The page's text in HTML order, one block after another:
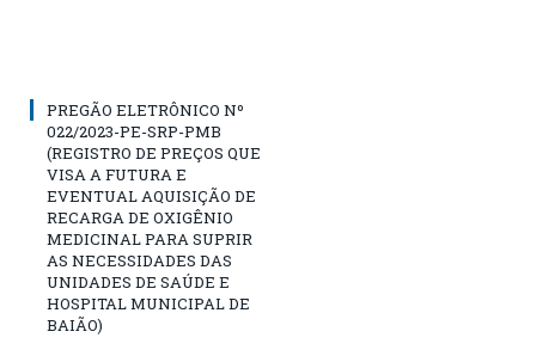
PREGÃO ELETRÔNICO Nº
022/2023-PE-SRP-PMB
(REGISTRO DE PREÇOS QUE
VISA A FUTURA E
EVENTUAL AQUISIÇÃO DE
RECARGA DE OXIGÊNIO
MEDICINAL PARA SUPRIR
AS NECESSIDADES DAS
UNIDADES DE SAÚDE E
HOSPITAL MUNICIPAL DE
BAIÃO)